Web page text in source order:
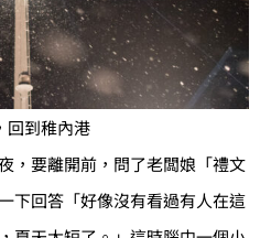
回到稚內港
，要離開前，問了老闆娘「禮文
下回答「好像沒有看過有人在這